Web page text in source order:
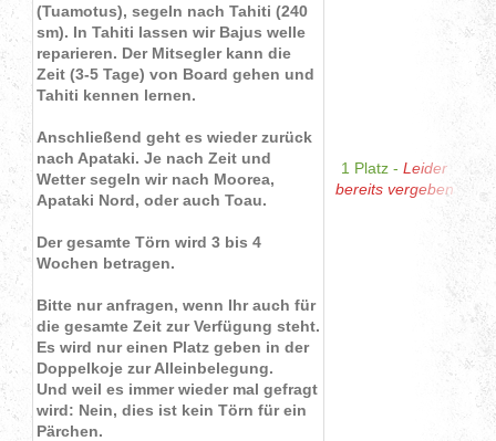
(Tuamotus), segeln nach Tahiti (240
sm). In Tahiti lassen wir Bajus welle
reparieren. Der Mitsegler kann die
Zeit (3-5 Tage) von Board gehen und
Tahiti kennen lernen.
Anschließend geht es wieder zurück
nach Apataki. Je nach Zeit und
Wetter segeln wir nach Moorea,
Apataki Nord, oder auch Toau.
Der gesamte Törn wird 3 bis 4
Wochen betragen.
Bitte nur anfragen, wenn Ihr auch für
die gesamte Zeit zur Verfügung steht.
Es wird nur einen Platz geben in der
Doppelkoje zur Alleinbelegung.
Und weil es immer wieder mal gefragt
wird: Nein, dies ist kein Törn für ein
Pärchen.
1 Platz - Leider
bereits vergeben